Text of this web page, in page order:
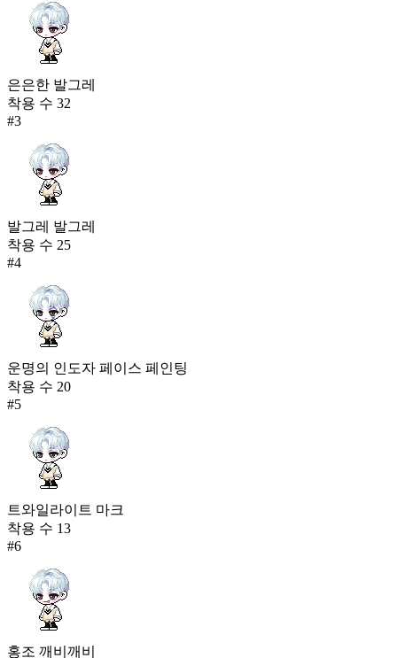
은은한 발그레
착용 수 32
#3
발그레 발그레
착용 수 25
#4
운명의 인도자 페이스 페인팅
착용 수 20
#5
트와일라이트 마크
착용 수 13
#6
홍조 깨비깨비